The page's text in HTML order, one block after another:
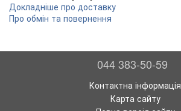
Докладніше про доставку
Про обмін та повернення
044 383-50-59
Контактна інформація
Карта сайту